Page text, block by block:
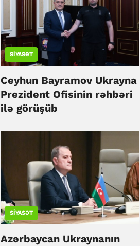
SIYASƏT
Ceyhun Bayramov Ukrayna
Prezident Ofisinin rəhbəri
ilə görüşüb
SIYASƏT
Azərbaycan Ukraynanın